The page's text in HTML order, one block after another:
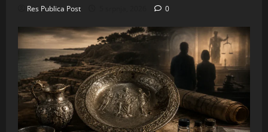
Res Publica Post 0